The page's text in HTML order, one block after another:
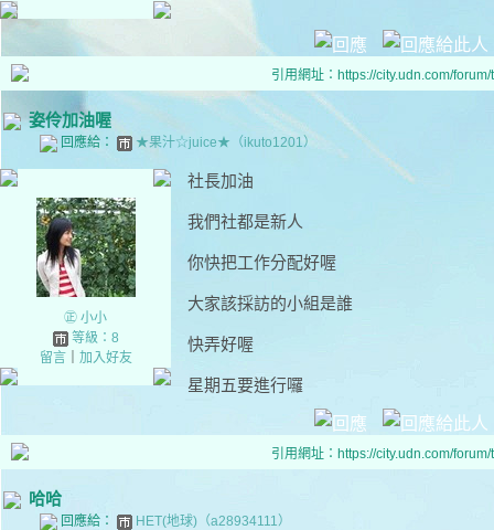
引用網址：https://city.udn.com/
姿伶加油喔
回應給： ★果汁☆juice★（ikuto1201）
㊣ 小小
等級：8
留言｜ 加入好友
社長加油
我們社都是新人
你快把工作分配好喔
大家該採訪的小組是誰
快弄好喔
星期五要進行囉
引用網址：https://city.udn.com/
哈哈
回應給： HET(地球)（a28934111）